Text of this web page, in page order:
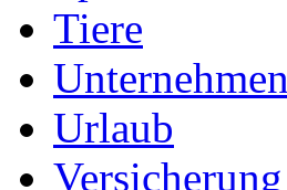
Tiere
Unternehmen
Urlaub
Versicherung